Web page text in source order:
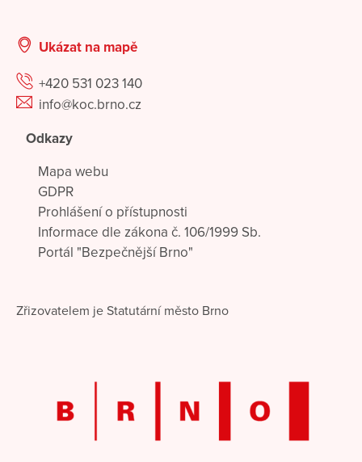
Ukázat na mapě
+420 531 023 140
info@koc.brno.cz
Odkazy
Mapa webu
GDPR
Prohlášení o přístupnosti
Informace dle zákona č. 106/1999 Sb.
Portál "Bezpečnější Brno"
Zřizovatelem je Statutární město Brno